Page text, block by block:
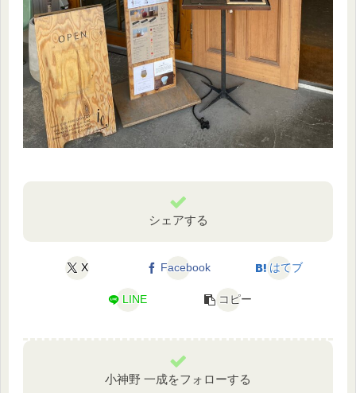
シェアする
X Facebook はてブ
LINE コピー
小神野 一成をフォローする